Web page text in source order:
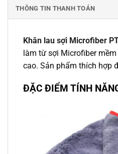
THÔNG TIN THANH TOÁN
Khăn lau sợi Microfiber
làm từ sợi Microfiber
cao. Sản phẩm thích hợp
ĐẶC ĐIỂM TÍNH